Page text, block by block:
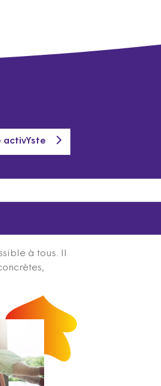
activYste
à tous. Il